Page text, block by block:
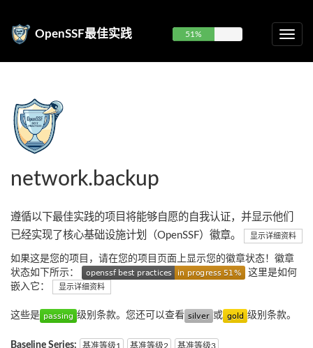
OpenSSF最佳实践 51%
network.backup
遵循以下最佳实践的项目将能够自愿的自我认证，并显示他们
已经实现了核心基础设施计划（OpenSSF）徽章。
显示详细资料
如果这是您的项目，请在您的项目页面上显示您的徽章状态！徽章
状态如下所示：
这里是如何
嵌入它：
显示详细资料
这些是 级别条款。您还可以查看 或 级别条款。
Baseline Series: 基准等级1 基准等级2 基准等级3